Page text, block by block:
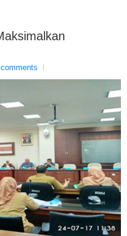
comments